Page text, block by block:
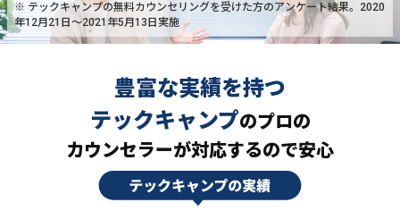
※ テックキャンプの無料カウンセリングを受けた方のアンケート結果。2020
年12月21日〜2021年5月13日実施
豊富な実績を持つ
テックキャンプのプロの
カウンセラーが対応するので安心